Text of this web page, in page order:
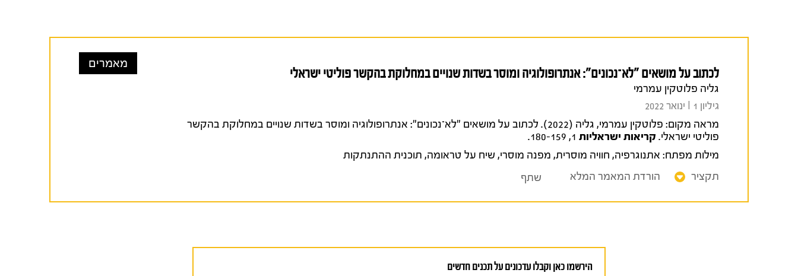
מאמרים
לכתוב על מושאים "לא־נכונים": אנתרופולוגיה ומוסר בשדות שנויים במחלוקת בהקשר פוליטי ישראלי
גליה פלוטקין עמרמי
גיליון 1 I ינואר 2022
מראה מקום:
פלוטקין עמרמי, גליה (2022). לכתוב על מושאים "לא־נכונים": אנתרופולוגיה ומוסר בשדות שנויים במחלוקת בהקשר
פוליטי ישראלי.קריאות ישראליות
מילות מפתח: אתנוגרפיה, חוויה מוסרית, מפנה מוסרי,שיח על טראומה, תוכנית ההתנתקות
תקציר
הורדת המאמר המלא שתף
הירשמו כאן וקבלו עדכונים על תכנים חדשים